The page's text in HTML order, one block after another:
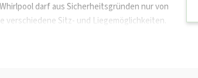
darf aus Sicherheitsgründen nur von
verschiedene Sitz- und Liegemöglichkeiten.